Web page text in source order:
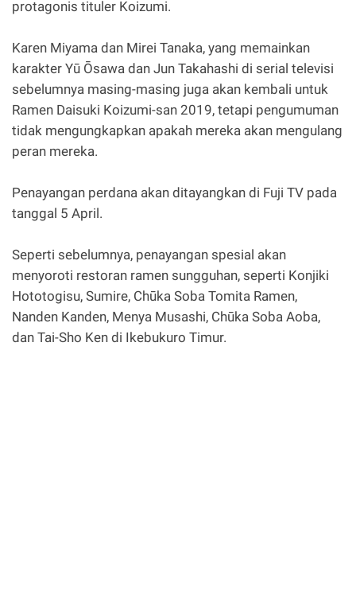
protagonis tituler Koizumi.
Karen Miyama dan Mirei Tanaka, yang memainkan
karakter Yū Ōsawa dan Jun Takahashi di serial televisi
sebelumnya masing-masing juga akan kembali untuk
Ramen Daisuki Koizumi-san 2019, tetapi pengumuman
tidak mengungkapkan apakah mereka akan mengulang
peran mereka.
Penayangan perdana akan ditayangkan di Fuji TV pada
tanggal 5 April.
Seperti sebelumnya, penayangan spesial akan
menyoroti restoran ramen sungguhan, seperti Konjiki
Hototogisu, Sumire, Chūka Soba Tomita Ramen,
Nanden Kanden, Menya Musashi, Chūka Soba Aoba,
dan Tai-Sho Ken di Ikebukuro Timur.